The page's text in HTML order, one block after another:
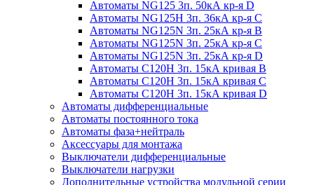
Автоматы NG125 3п. 50кА кр-я D
Автоматы NG125H 3п. 36кА кр-я C
Автоматы NG125N 3п. 25кА кр-я B
Автоматы NG125N 3п. 25кА кр-я C
Автоматы NG125N 3п. 25кА кр-я D
Автоматы С120Н 3п. 15кА кривая B
Автоматы С120Н 3п. 15кА кривая C
Автоматы С120Н 3п. 15кА кривая D
Автоматы дифференциальные
Автоматы постоянного тока
Автоматы фаза+нейтраль
Аксессуары для монтажа
Выключатели дифференциальные
Выключатели нагрузки
Дополнительные устройства модульной серии